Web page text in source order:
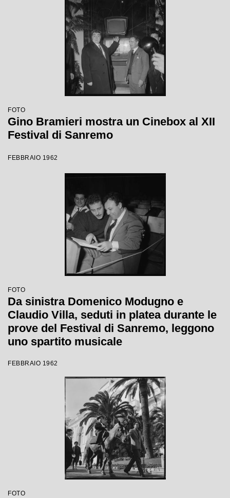
FOTO
Gino Bramieri mostra un Cinebox al XII
Festival di Sanremo
FEBBRAIO 1962
FOTO
Da sinistra Domenico Modugno e
Claudio Villa, seduti in platea durante le
prove del Festival di Sanremo, leggono
uno spartito musicale
FEBBRAIO 1962
FOTO